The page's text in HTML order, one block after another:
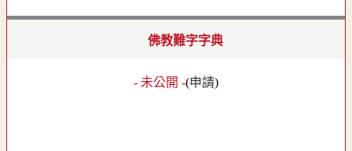
佛教難字字典
- 未公開 -(申請)